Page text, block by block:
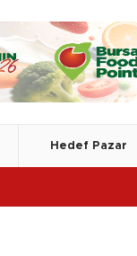
Hedef Pazar